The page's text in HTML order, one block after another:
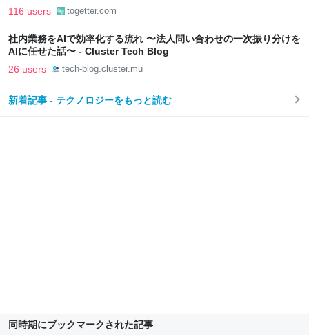
被爆の実相からはかけ離れた動画も増加、被爆者からは憤りの声も
116 users togetter.com
社内業務をAIで効率化する流れ 〜法人問い合わせの一次振り分けを
AIに任せた話〜 - Cluster Tech Blog
26 users tech-blog.cluster.mu
新着記事 - テクノロジーをもっと読む
同時期にブックマークされた記事